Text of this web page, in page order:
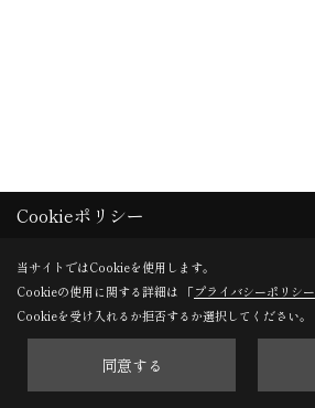
塗装工事
カラマツの床です。
Cookieポリシー
当サイトではCookieを使用します。
Cookieの使用に関する詳細は 「プライバシーポリシー
Cookieを受け入れるか拒否するか選択してください。
同意する